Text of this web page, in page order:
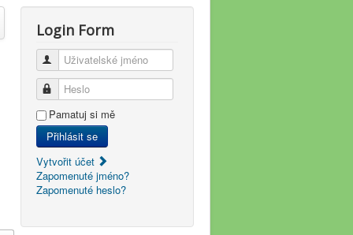
Login Form
Uživatelské jméno
Heslo
Pamatuj si mě
Přihlásit se
Vytvořit účet
Zapomenuté jméno?
Zapomenuté heslo?